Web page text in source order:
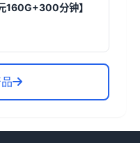
160G+300分钟】